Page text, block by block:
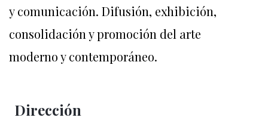
y comunicación. Difusión, exhibición,
consolidación y promoción del arte
moderno y contemporáneo.
Dirección